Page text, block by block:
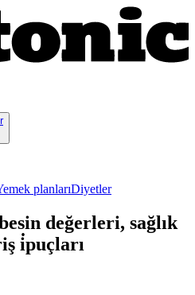
planlarıDiyetler
değerleri, sağlık
i̇puçları